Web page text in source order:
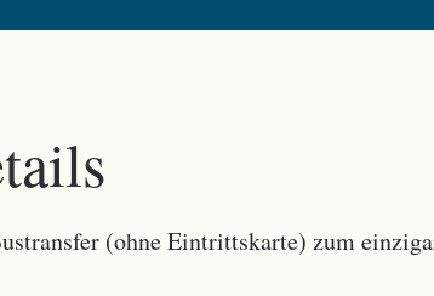
(ohne Eintrittskarte) zum